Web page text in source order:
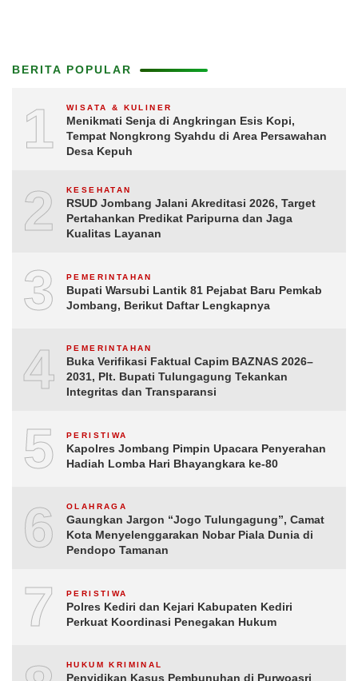
BERITA POPULAR
1 WISATA & KULINER
Menikmati Senja di Angkringan Esis Kopi,
Tempat Nongkrong Syahdu di Area Persawahan
Desa Kepuh
2 KESEHATAN
RSUD Jombang Jalani Akreditasi 2026, Target
Pertahankan Predikat Paripurna dan Jaga
Kualitas Layanan
3 PEMERINTAHAN
Bupati Warsubi Lantik 81 Pejabat Baru Pemkab
Jombang, Berikut Daftar Lengkapnya
4 PEMERINTAHAN
Buka Verifikasi Faktual Capim BAZNAS 2026–
2031, Plt. Bupati Tulungagung Tekankan
Integritas dan Transparansi
5 PERISTIWA
Kapolres Jombang Pimpin Upacara Penyerahan
Hadiah Lomba Hari Bhayangkara ke-80
6 OLAHRAGA
Gaungkan Jargon “Jogo Tulungagung”, Camat
Kota Menyelenggarakan Nobar Piala Dunia di
Pendopo Tamanan
7 PERISTIWA
Polres Kediri dan Kejari Kabupaten Kediri
Perkuat Koordinasi Penegakan Hukum
HUKUM KRIMINAL
Penyidikan Kasus Pembunuhan di Purwoasri